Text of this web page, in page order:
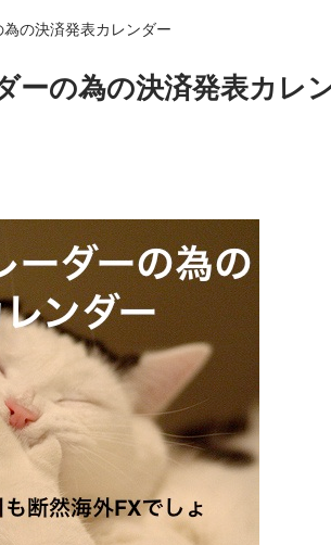
為の決済発表カレンダー
ーの為の決済発表カレ